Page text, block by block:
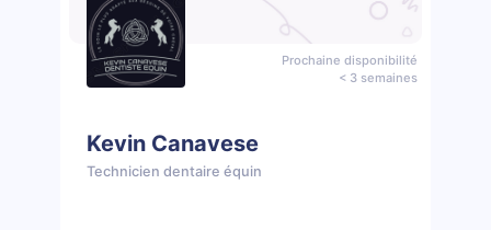
Prochaine disponibilité
< 3 semaines
Kevin Canavese
Technicien dentaire équin